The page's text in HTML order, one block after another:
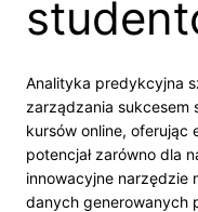
Analityka predykcyjna
zarządzania sukcesem
kursów online,
potencjał zarówno dla
innowacyjne narzędzie
danych generowanych